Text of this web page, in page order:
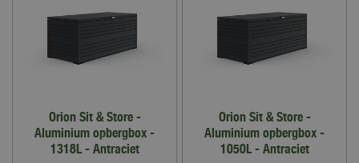
Orion Sit & Store -
Aluminium opbergbox -
1318L - Antraciet
Orion Sit & Store -
Aluminium opbergbox -
1050L - Antraciet